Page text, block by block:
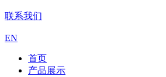
联系我们
EN
首页
产品展示